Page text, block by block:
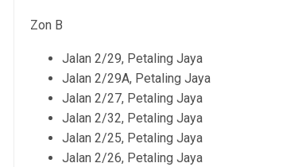
Zon B
Jalan 2/29, Petaling Jaya
Jalan 2/29A, Petaling Jaya
Jalan 2/27, Petaling Jaya
Jalan 2/32, Petaling Jaya
Jalan 2/25, Petaling Jaya
Jalan 2/26, Petaling Jaya